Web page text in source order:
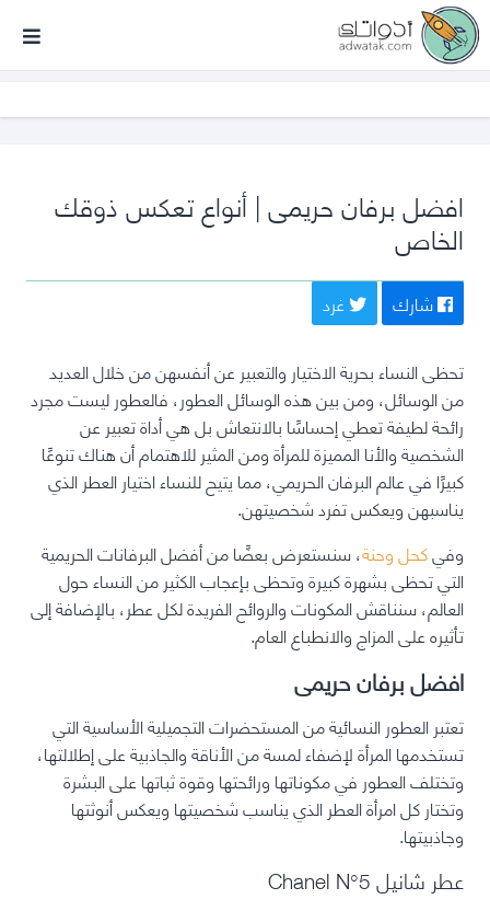
افضل برفان حريمى | أنواع تعكس ذوقك
الخاص
شارك
غرد
تحظى النساء بحرية الاختيار والتعبير عن أنفسهن من خلال العديد
من الوسائل، ومن بين هذه الوسائل العطور، فالعطور ليست مجرد
رائحة لطيفة تعطي إحساسًا بالانتعاش بل هي أداة تعبير عن
الشخصية والأنا المميزة للمرأة ومن المثير للاهتمام أن هناك تنوعًا
كبيرًا في عالم البرفان الحريمي، مما يتيح للنساء اختيار العطر الذي
يناسبهن ويعكس تفرد شخصيتهن.
وفيكحل وحنة، سنستعرض بعضًا من أفضل البرفانات الحريمية
التي تحظى بشهرة كبيرة وتحظى بإعجاب الكثير من النساء حول
العالم، سنناقش المكونات والروائح الفريدة لكل عطر، بالإضافة إلى
تأثيره على المزاج والانطباع العام.
افضل برفان حريمى
تعتبر العطور النسائية من المستحضرات التجميلية الأساسية التي
تستخدمها المرأة لإضفاء لمسة من الأناقة والجاذبية على إطلالتها،
وتختلف العطور في مكوناتها ورائحتها وقوة ثباتها على البشرة
وتختار كل امرأة العطر الذي يناسب شخصيتها ويعكس أنوثتها
وجاذبيتها.
عطر شانيل Chanel N°5